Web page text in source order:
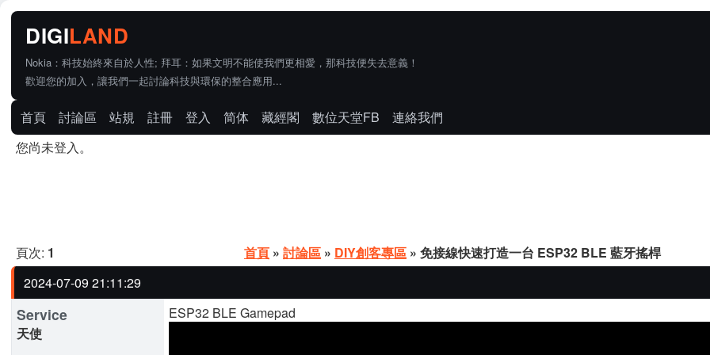
Nokia：科技始終來自於人性; 拜耳：如果文明不能使我們更相愛，那科技便失去意義！
歡迎您的加入，讓我們一起討論科技與環保的整合應用...
首頁 討論區 站規 註冊 登入 简体 藏經閣 數位天堂FB
連絡我們
您尚未登入。
頁次: 1 首頁 » 討論區 » DIY創客專區 » 免接線快速打造一台 ESP32 BLE 藍牙搖桿
2024-07-09 21:11:29
Service
天使
ESP32 BLE Gamepad